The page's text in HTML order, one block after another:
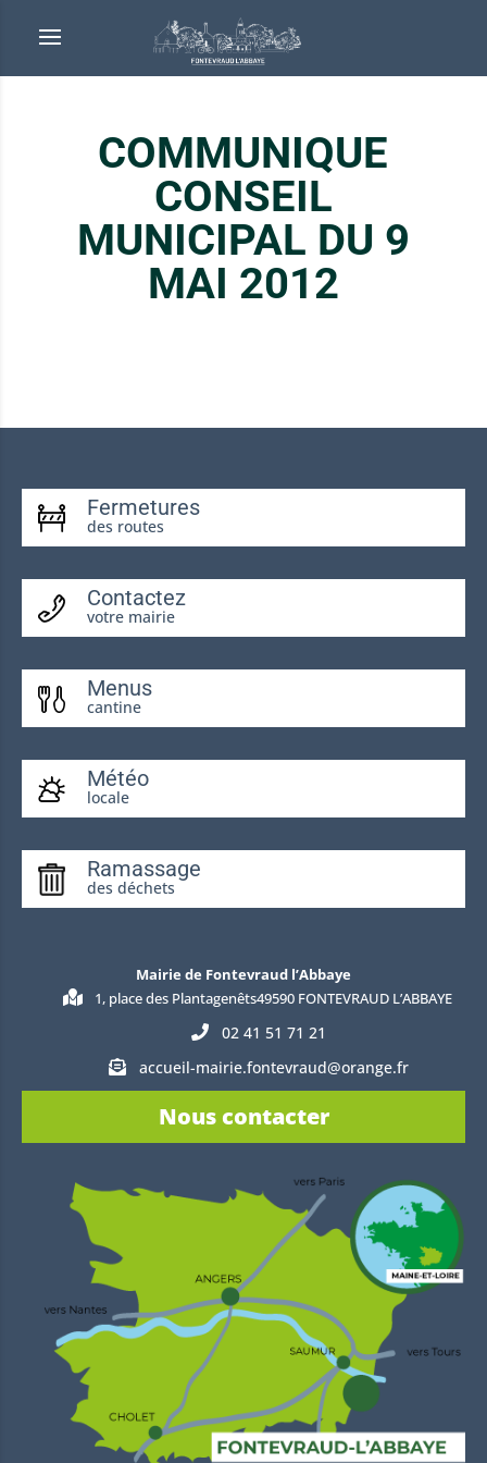
COMMUNIQUE
CONSEIL
MUNICIPAL DU 9
MAI 2012
Fermetures
des routes
Contactez
votre mairie
Menus
cantine
Météo
locale
Ramassage
des déchets
Mairie de Fontevraud l’Abbaye
1, place des Plantagenêts49590 FONTEVRAUD L’ABBAYE
02 41 51 71 21
accueil-mairie.fontevraud@orange.fr
Nous contacter